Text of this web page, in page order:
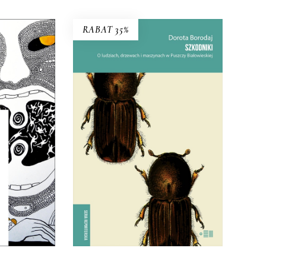
przekonać,
jak
czy
być
zł
RABAT 35%
E-BOOK DO
KOSZYKA
SZKODNIKI
Walka toczyła się nie tylko w
lesie, ale i w głowach ludzi.
59.90zł 38.94
KSIĄŻKA DO
KOSZYKA